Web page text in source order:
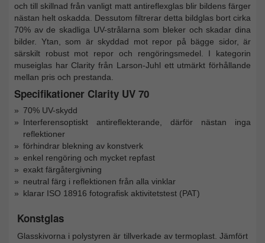
och till skillnad från vanligt matt antireflexglas blir bildens färger
nästan helt oskadda. Dessutom filtrerar detta bildglas bort cirka
70% av de skadliga UV-strålarna som bleker och skadar dina
bilder. Ytan, som är skyddad mot repor på bägge sidor, är
särskilt robust mot repor och rengöringsmedel. I kategorin
museiglas har Clarity från Larson-Juhl ett utmärkt förhållande
mellan pris och prestanda.
Specifikationer Clarity UV 70
70% UV-skydd
Interferensoptiskt antireflekterande, därför nästan inga
reflektioner
förhindrar blekning av konstverk
enkel rengöring och mycket repfast
exakt färgåtergivning
neutral färg i reflektionen från alla vinklar
klarar ISO 18916 fotografisk aktivitetstest (PAT)
Konstglas
Glasskivorna i polystyren är tillverkade av termoplast. Jämfört